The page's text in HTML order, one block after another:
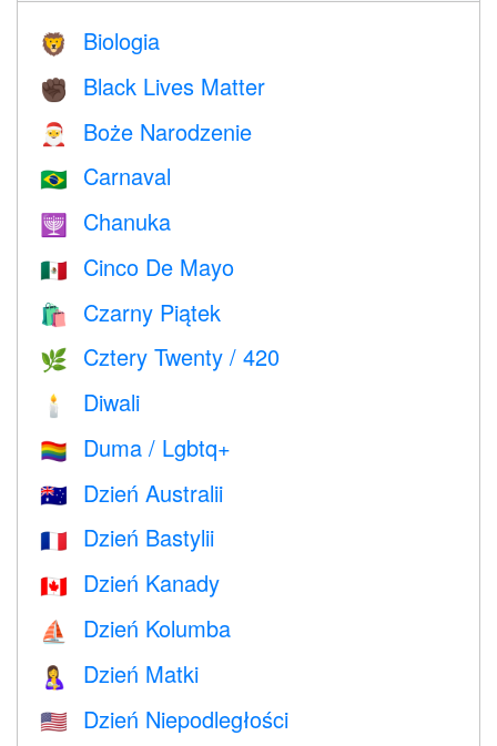
🦁 Biologia
✊🏿 Black Lives Matter
🎅 Boże Narodzenie
🇧🇷 Carnaval
🕎 Chanuka
🇲🇽 Cinco De Mayo
🛍 Czarny Piątek
🌿 Cztery Twenty / 420
🕯 Diwali
🏳️‍🌈 Duma / Lgbtq+
🇦🇺 Dzień Australii
🇫🇷 Dzień Bastylii
🇨🇦 Dzień Kanady
⛵️ Dzień Kolumba
🤱 Dzień Matki
🇺🇸 Dzień Niepodległości